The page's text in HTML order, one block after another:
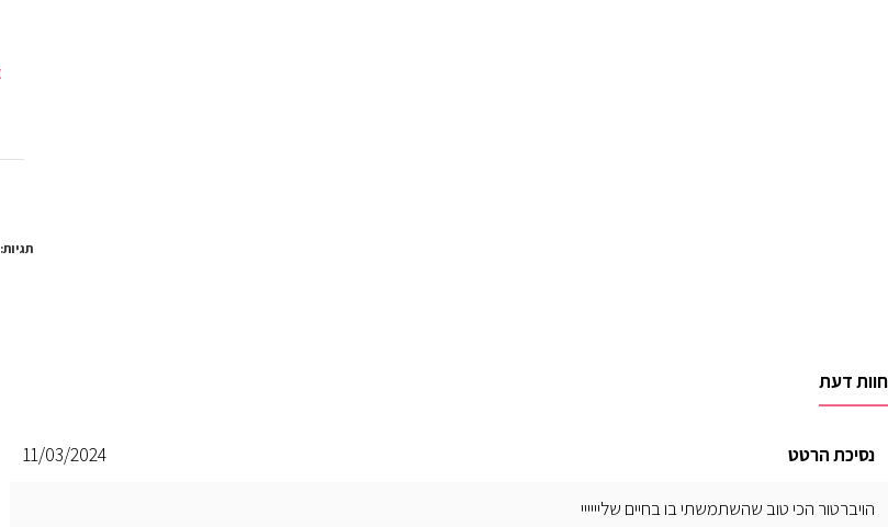
תגיות:
חוות דעת
נסיכת הרטט 11/03/2024
הויברטור הכי טוב שהשתמשתי בו בחיים שליייייי